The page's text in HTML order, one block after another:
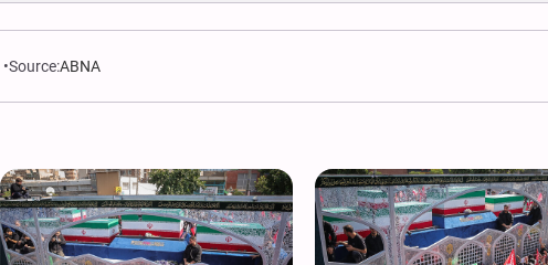
Source:ABNA